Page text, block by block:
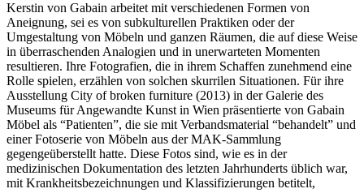
Kerstin von Gabain arbeitet mit verschiedenen Formen von
Aneignung, sei es von subkulturellen Praktiken oder der
Umgestaltung von Möbeln und ganzen Räumen, die auf diese Weise
in überraschenden Analogien und in unerwarteten Momenten
resultieren. Ihre Fotografien, die in ihrem Schaffen zunehmend eine
Rolle spielen, erzählen von solchen skurrilen Situationen. Für ihre
Ausstellung City of broken furniture (2013) in der Galerie des
Museums für Angewandte Kunst in Wien präsentierte von Gabain
Möbel als “Patienten”, die sie mit Verbandsmaterial “behandelt” und
einer Fotoserie von Möbeln aus der MAK-Sammlung
gegengeüberstellt hatte. Diese Fotos sind, wie es in der
medizinischen Dokumentation des letzten Jahrhunderts üblich war,
mit Krankheitsbezeichnungen und Klassifizierungen betitelt,